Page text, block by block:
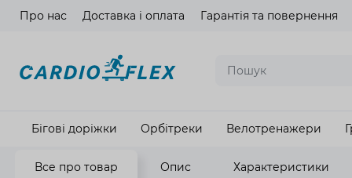
Про нас Доставка і оплата Гарантія та повернення
Бігові доріжки Орбітреки Велотренажери
Все про товар Опис Характеристики
Головна Кардіотренажери Бігові доріжки Бігова